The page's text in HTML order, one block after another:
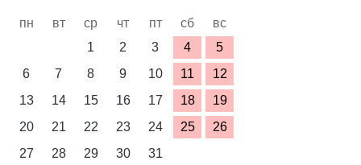
пн вт ср чт пт сб
вс
1
2 3 4
5
6
7 8 9 10 11
12
13
14 15 16 17 18
19
20
21 22 23 24 25
26
27
28 29 30 31